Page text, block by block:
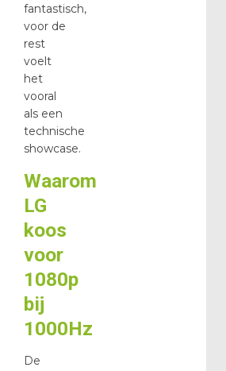
fantastisch,
voor de
rest
voelt
het
vooral
als een
technische
showcase.
Waarom
LG
koos
voor
1080p
bij
1000Hz
De